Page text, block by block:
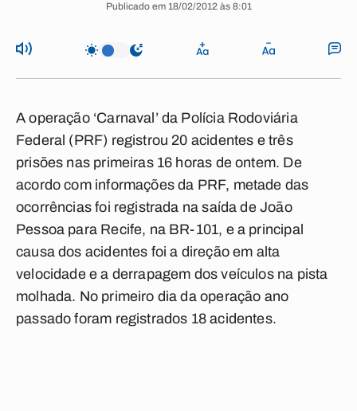
Publicado em 18/02/2012 às 8:01
A operação ‘Carnaval’ da Polícia Rodoviária
Federal (PRF) registrou 20 acidentes e três
prisões nas primeiras 16 horas de ontem. De
acordo com informações da PRF, metade das
ocorrências foi registrada na saída de João
Pessoa para Recife, na BR-101, e a principal
causa dos acidentes foi a direção em alta
velocidade e a derrapagem dos veículos na pista
molhada. No primeiro dia da operação ano
passado foram registrados 18 acidentes.